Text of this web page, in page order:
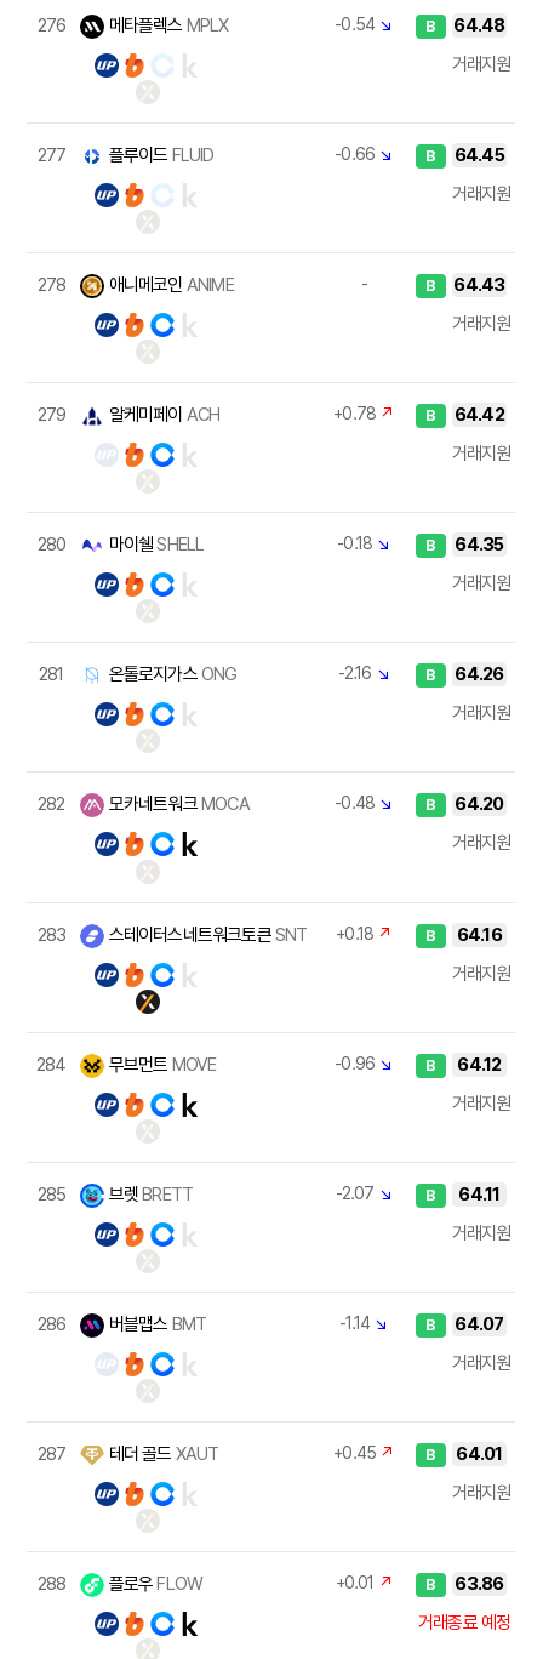
276 메타플렉스 MPLX -0.54 ↘ B
64.48
거래지원
277 플루이드 FLUID -0.66 ↘ B
64.45
거래지원
278 애니메코인 ANIME - B
64.43
거래지원
279 알케미페이 ACH +0.78 ↗ B
64.42
거래지원
280 마이쉘SHELL -0.18 ↘ B
64.35
거래지원
281 온톨로지가스ONG -2.16 ↘ B
64.26
거래지원
282 모카네트워크 MOCA -0.48 ↘ B
64.20
거래지원
283 스테이터스네트워크토큰SNT +0.18 ↗ B
64.16
거래지원
284 무브먼트 MOVE -0.96 ↘ B
64.12
거래지원
285 브렛BRETT -2.07 ↘ B
64.11
거래지원
286 버블맵스 BMT -1.14 ↘ B
64.07
거래지원
287 테더 골드 XAUT +0.45 ↗ B
64.01
거래지원
288 플로우FLOW +0.01 ↗ B
63.86
거래종료 예정